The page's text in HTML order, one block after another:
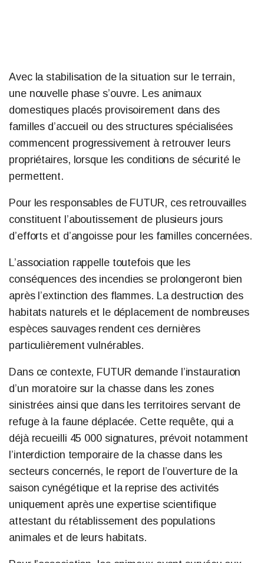
Avec la stabilisation de la situation sur le terrain,
une nouvelle phase s’ouvre. Les animaux
domestiques placés provisoirement dans des
familles d’accueil ou des structures spécialisées
commencent progressivement à retrouver leurs
propriétaires, lorsque les conditions de sécurité le
permettent.
Pour les responsables de FUTUR, ces retrouvailles
constituent l’aboutissement de plusieurs jours
d’efforts et d’angoisse pour les familles concernées.
L’association rappelle toutefois que les
conséquences des incendies se prolongeront bien
après l’extinction des flammes. La destruction des
habitats naturels et le déplacement de nombreuses
espèces sauvages rendent ces dernières
particulièrement vulnérables.
Dans ce contexte, FUTUR demande l’instauration
d’un moratoire sur la chasse dans les zones
sinistrées ainsi que dans les territoires servant de
refuge à la faune déplacée. Cette requête, qui a
déjà recueilli 45 000 signatures, prévoit notamment
l’interdiction temporaire de la chasse dans les
secteurs concernés, le report de l’ouverture de la
saison cynégétique et la reprise des activités
uniquement après une expertise scientifique
attestant du rétablissement des populations
animales et de leurs habitats.